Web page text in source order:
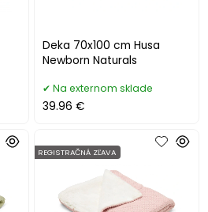
Deka 70x100 cm Husa
Newborn Naturals
Na externom sklade
39.96 €
REGISTRAČNÁ ZĽAVA